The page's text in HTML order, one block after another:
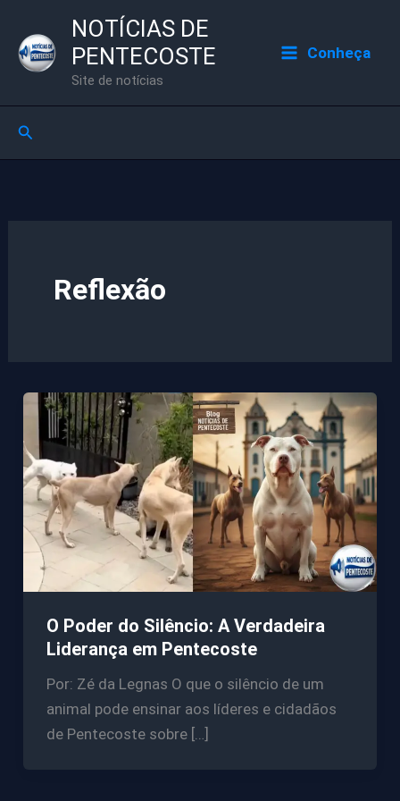
para
NOTÍCIAS DE
PENTECOSTE
Site de notícias
Conheça
Pesquisar
Reflexão
O Poder do Silêncio: A Verdadeira
Liderança em Pentecoste
Por: Zé da Legnas O que o silêncio de um
animal pode ensinar aos líderes e cidadãos
de Pentecoste sobre […]